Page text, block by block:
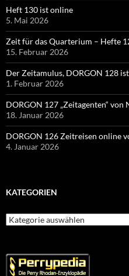
Heft 130 ist online
5. Mai 2026
Zeit für das Quarterium – Hefte
15. Februar 2026
Der Zeitamulus, DORGON 128
1. Februar 2026
DORGON 127 „Zeitagenten“
18. Januar 2026
DORGON 126 Zeitreisen online
4. Januar 2026
KATEGORIEN
Kategorien